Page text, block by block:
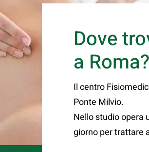
Dove
a Roma?
Il centro
Ponte Milvio.
Nello studio opera
giorno per trattare